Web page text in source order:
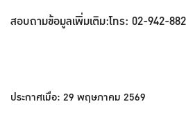
สอบถามข้อมูลเพิ่มเติม:โทร: 02-942-
ประกาศเมื่อ: 29 พฤษภาคม 2569